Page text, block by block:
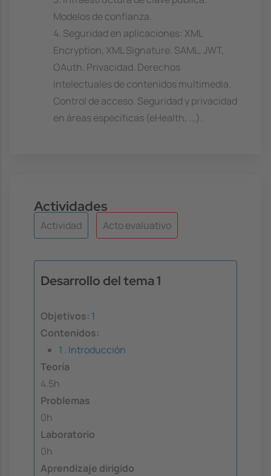
Modelos de confianza.
4. Seguridad en aplicaciones: XML
Encryption, XML Signature. SAML, JWT,
OAuth. Privacidad. Derechos
intelectuales de contenidos multimedia.
Control de acceso. Seguridad y privacidad
en áreas específicas (eHealth, ...).
Actividades
Actividad Acto evaluativo
Desarrollo del tema 1
Objetivos: 1
Contenidos:
1 . Introducción
Teoría
4.5h
Problemas
0h
Laboratorio
0h
Aprendizaje dirigido